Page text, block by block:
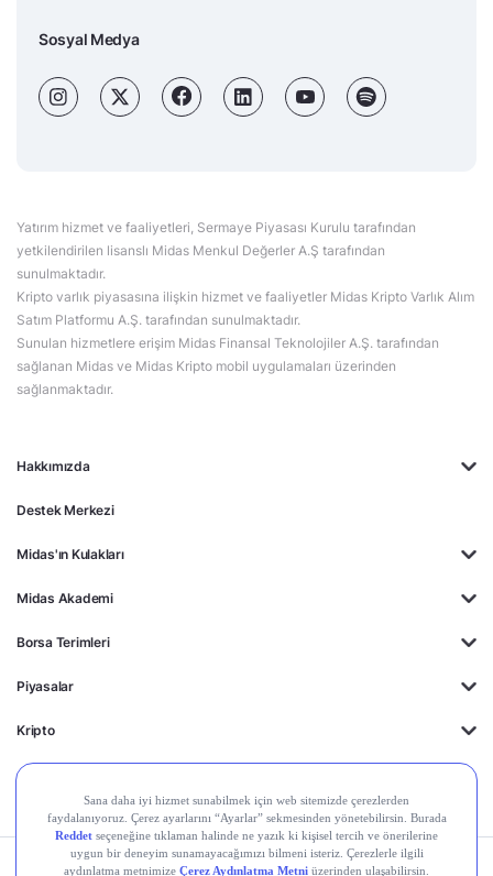
Hakkımızda
Destek Merkezi
Midas'ın Kulakları
Midas Akademi
Borsa Terimleri
Piyasalar
Kripto
Ayrıcalıklar
Sosyal Medya
Yatırım hizmet ve faaliyetleri, Sermaye Piyasası Kurulu tarafından
yetkilendirilen lisanslı Midas Menkul Değerler A.Ş tarafından
sunulmaktadır.
Kripto varlık piyasasına ilişkin hizmet ve faaliyetler Midas Kripto Varlık Alım
Satım Platformu A.Ş. tarafından sunulmaktadır.
Sunulan hizmetlere erişim Midas Finansal Teknolojiler A.Ş. tarafından
sağlanan Midas ve Midas Kripto mobil uygulamaları üzerinden
sağlanmaktadır.